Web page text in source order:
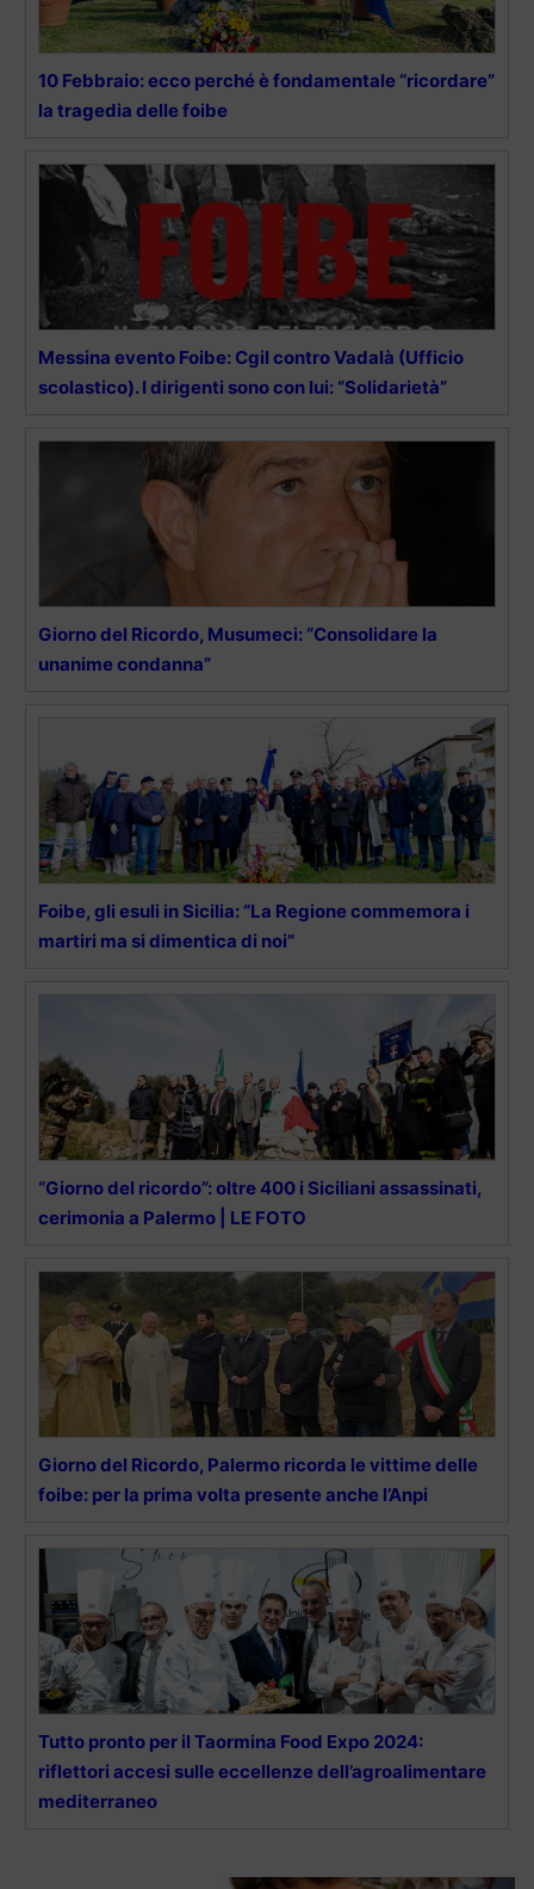
10 Febbraio: ecco perché è fondamentale “ricordare”
la tragedia delle foibe
Messina evento Foibe: Cgil contro Vadalà (Ufficio
scolastico). I dirigenti sono con lui: “Solidarietà”
Giorno del Ricordo, Musumeci: “Consolidare la
unanime condanna”
Foibe, gli esuli in Sicilia: “La Regione commemora i
martiri ma si dimentica di noi”
“Giorno del ricordo”: oltre 400 i Siciliani assassinati,
cerimonia a Palermo | LE FOTO
Giorno del Ricordo, Palermo ricorda le vittime delle
foibe: per la prima volta presente anche l’Anpi
Tutto pronto per il Taormina Food Expo 2024:
riflettori accesi sulle eccellenze dell’agroalimentare
mediterraneo